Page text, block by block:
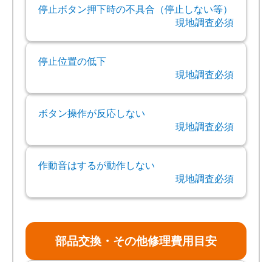
停止ボタン押下時の不具合（停止しない等）
現地調査必須
停止位置の低下
現地調査必須
ボタン操作が反応しない
現地調査必須
作動音はするが動作しない
現地調査必須
部品交換・その他修理費用目安